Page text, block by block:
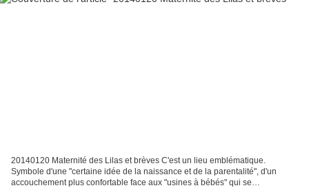
20140120 Maternité des Lilas et brèves C'est un lieu emblématique.
Symbole d'une "certaine idée de la naissance et de la parentalité", d'un
accouchement plus confortable face aux "usines à bébés" qui se